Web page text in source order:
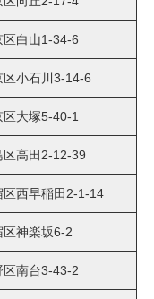
区白山1-34-6
区小石川3-14-6
大塚5-40-1
区高田2-12-39
区西早稲田2-1-14
区神楽坂6-2
区南台3-43-2